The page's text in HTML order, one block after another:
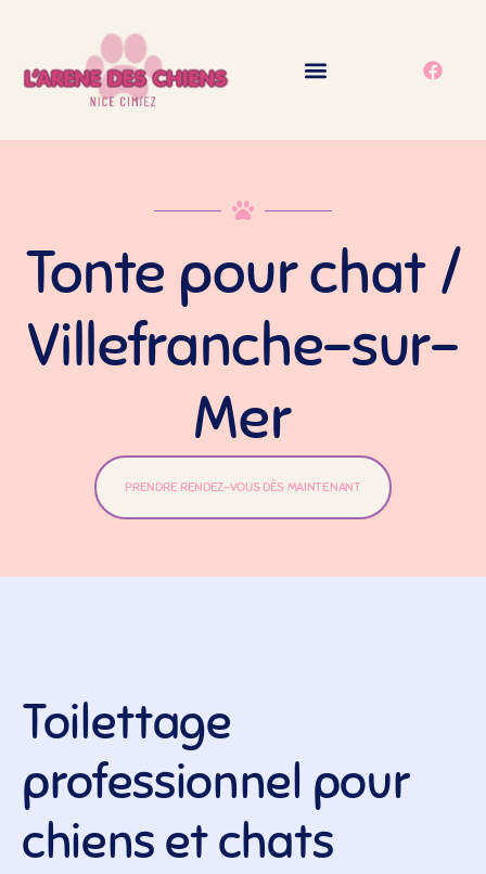
Tonte pour chat /
Villefranche-sur-
Mer
PRENDRE RENDEZ-VOUS DÈS MAINTENANT
Toilettage
professionnel pour
chiens et chats